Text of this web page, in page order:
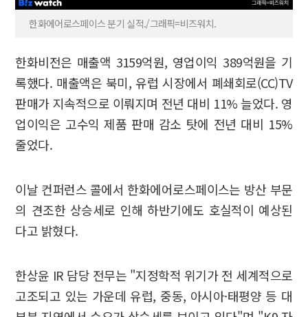
한화에어로스페이스 분기 실적./그래픽=비즈워치.
한화비전은 매출액 3159억원, 영업이익 389억원을 기
록했다. 매출액은 북미, 유럽 시장에서 폐쇄회로(CC)TV
판매가 지속적으로 이뤄지며 전년 대비 11% 늘었다. 영
업이익은 고수익 제품 판매 감소 탓에 전년 대비 15%
줄었다.
이날 컨퍼런스 콜에서 한화에어로스페이스는 방산 부문
의 견조한 상승세로 인해 하반기에도 호실적이 예상된
다고 밝혔다.
한상윤 IR 담당 전무는 "지정학적 위기가 전 세계적으로
고조되고 있는 가운데 유럽, 중동, 아시아·태평양 등 대